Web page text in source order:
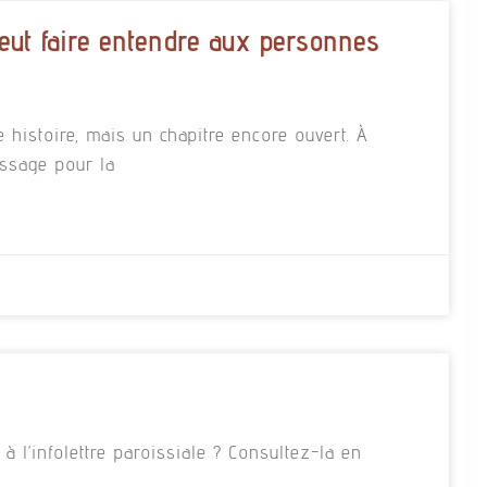
faire entendre aux personnes
histoire, mais un chapitre encore ouvert. À
pour la
l’infolettre paroissiale ? Consultez-la en